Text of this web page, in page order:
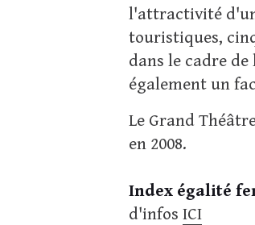
l'attractivité
touristiques,
dans le cadre
également un
Le Grand
en 2008.
Index égalité
d'infos ICI